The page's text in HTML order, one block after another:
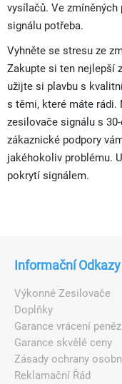
vysílačů. Ve
signálu potřeba.
Vyhněte se stresu ze
Zakupte si ten nejlepší
užijte si plavbu s
s těmi, které máte
zesilovače signálu s
zákaznické podpory
jakéhokoliv problému.
pokrytí signálem.
Informační Odkazy
Výkonné Zesilovače
Doplňky
Garance vrácení peněz
Garance skvělé ceny
Zásady ochrany
Reklamační Řád